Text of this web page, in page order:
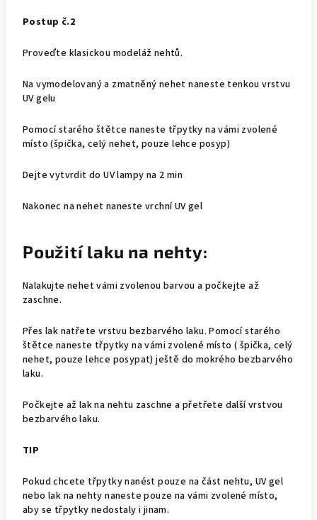
Postup č.2
Proveďte klasickou modeláž nehtů.
Na vymodelovaný a zmatněný nehet naneste tenkou vrstvu
UV gelu
Pomocí starého štětce naneste třpytky na vámi zvolené
místo (špička, celý nehet, pouze lehce posyp)
Dejte vytvrdit do UV lampy na 2 min
Nakonec na nehet naneste vrchní UV gel
Použití laku na nehty:
Nalakujte nehet vámi zvolenou barvou a počkejte až
zaschne.
Přes lak natřete vrstvu bezbarvého laku. Pomocí starého
štětce naneste třpytky na vámi zvolené místo ( špička, celý
nehet, pouze lehce posypat) ještě do mokrého bezbarvého
laku.
Počkejte až lak na nehtu zaschne a přetřete další vrstvou
bezbarvého laku.
TIP
Pokud chcete třpytky nanést pouze na část nehtu, UV gel
nebo lak na nehty naneste pouze na vámi zvolené místo,
aby se třpytky nedostaly i jinam.